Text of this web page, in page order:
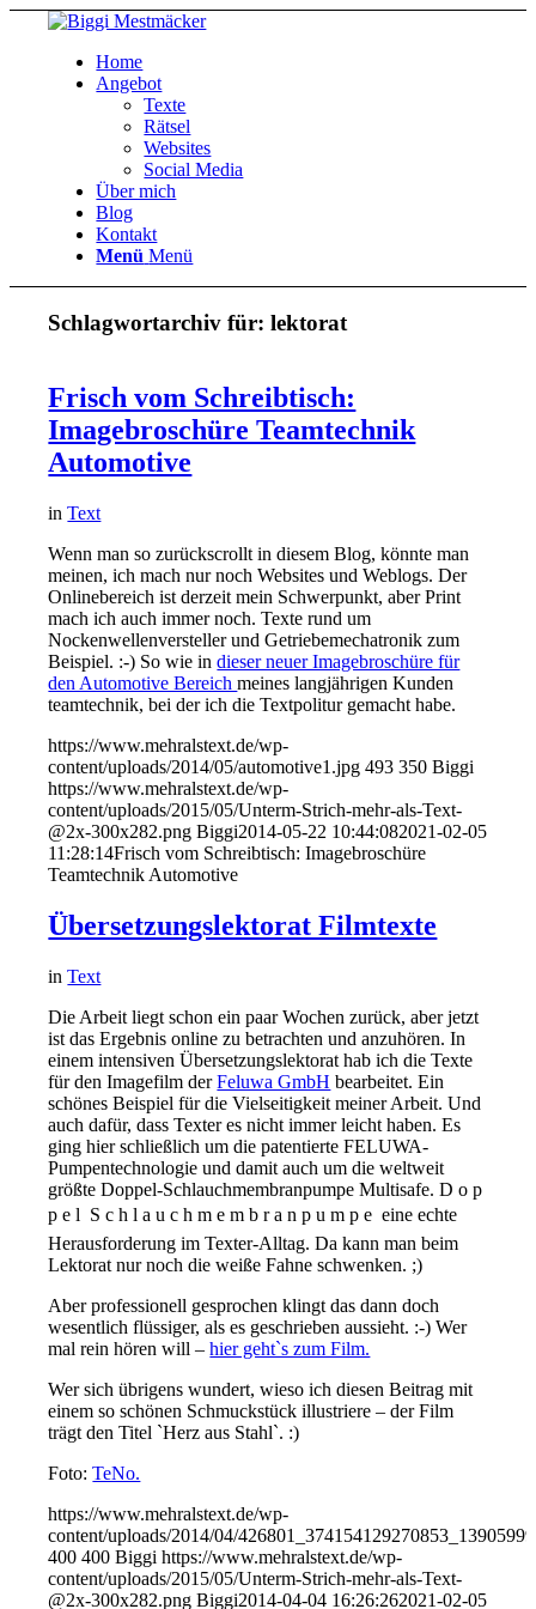
Home
Angebot
Texte
Rätsel
Websites
Social Media
Über mich
Blog
Kontakt
Menü Menü
Schlagwortarchiv für:lektorat
Frisch vom Schreibtisch:
Imagebroschüre Teamtechnik
Automotive
inText
Wenn man so zurückscrollt in diesem Blog, könnte man
meinen, ich mach nur noch Websites und Weblogs. Der
Onlinebereich ist derzeit mein Schwerpunkt, aber Print
mach ich auch immer noch. Texte rund um
Nockenwellenversteller und Getriebemechatronik zum
Beispiel. :-) So wie indieser neuer Imagebroschüre für
den Automotive Bereichmeines langjährigen Kunden
teamtechnik, bei der ich die Textpolitur gemacht habe.
https://www.mehralstext.de/wp-
content/uploads/2014/05/automotive1.jpg 493 350 Biggi
https://www.mehralstext.de/wp-
content/uploads/2015/05/Unterm-Strich-mehr-als-Text-
@2x-300x282.png Biggi2014-05-22 10:44:082021-02-05
11:28:14Frisch vom Schreibtisch: Imagebroschüre
Teamtechnik Automotive
Übersetzungslektorat Filmtexte
inText
Die Arbeit liegt schon ein paar Wochen zurück, aber jetzt
ist das Ergebnis online zu betrachten und anzuhören. In
einem intensiven Übersetzungslektorat hab ich die Texte
für den Imagefilm derFeluwa GmbH bearbeitet. Ein
schönes Beispiel für die Vielseitigkeit meiner Arbeit. Und
auch dafür, dass Texter es nicht immer leicht haben. Es
ging hier schließlich um die patentierte FELUWA-
Pumpentechnologie und damit auch um die weltweit
größte Doppel-Schlauchmembranpumpe Multisafe. D o p
p e l  S c h l a u c h m e m b r a n p u m p e  eine echte
Herausforderung im Texter-Alltag. Da kann man beim
Lektorat nur noch die weiße Fahne schwenken. ;)
Aber professionell gesprochen klingt das dann doch
wesentlich flüssiger, als es geschrieben aussieht. :-) Wer
mal rein hören will –hier geht`s zum Film.
Wer sich übrigens wundert, wieso ich diesen Beitrag mit
einem so schönen Schmuckstück illustriere – der Film
trägt den Titel `Herz aus Stahl`. :)
Foto:TeNo.
https://www.mehralstext.de/wp-
content/uploads/2014/04/
400 400 Biggi https://www.mehralstext.de/wp-
content/uploads/2015/05/Unterm-Strich-mehr-als-Text-
@2x-300x282.png Biggi2014-04-04 16:26:262021-02-05